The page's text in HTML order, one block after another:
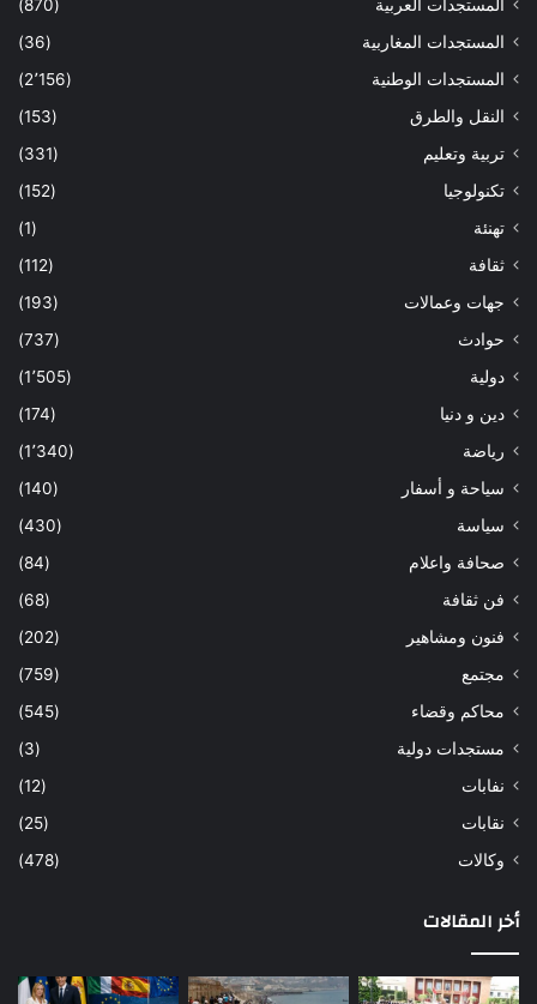
المستجدات العربية
(870)
المستجدات المغاربية
(36)
المستجدات الوطنية
(2٬156)
النقل والطرق
(153)
تربية وتعليم
(331)
تكنولوجيا
(152)
تهنئة
(1)
ثقافة
(112)
جهات وعمالات
(193)
حوادث
(737)
دولية
(1٬505)
دين و دنيا
(174)
رياضة
(1٬340)
سياحة و أسفار
(140)
سياسة
(430)
صحافة واعلام
(84)
فن ثقافة
(68)
فنون ومشاهير
(202)
مجتمع
(759)
محاكم وقضاء
(545)
مستجدات دولية
(3)
نفابات
(12)
نقابات
(25)
وكالات
(478)
أخر المقالات